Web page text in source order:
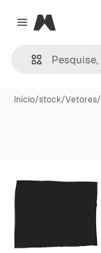
Close menu
Magnific
Início/stock/Vetores/